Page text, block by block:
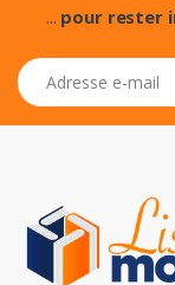
... pour rester
Adresse e-mail